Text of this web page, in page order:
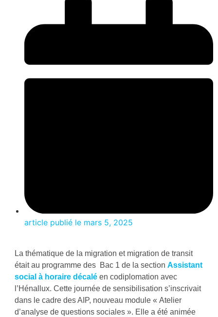
article publié le mars 5, 2025
La thématique de la migration et migration de transit
était au programme des Bac 1 de la section Assistant
social à horaire décalé en codiplomation avec
l’Hénallux. Cette journée de sensibilisation s’inscrivait
dans le cadre des AIP, nouveau module « Atelier
d’analyse de questions sociales ». Elle a été animée